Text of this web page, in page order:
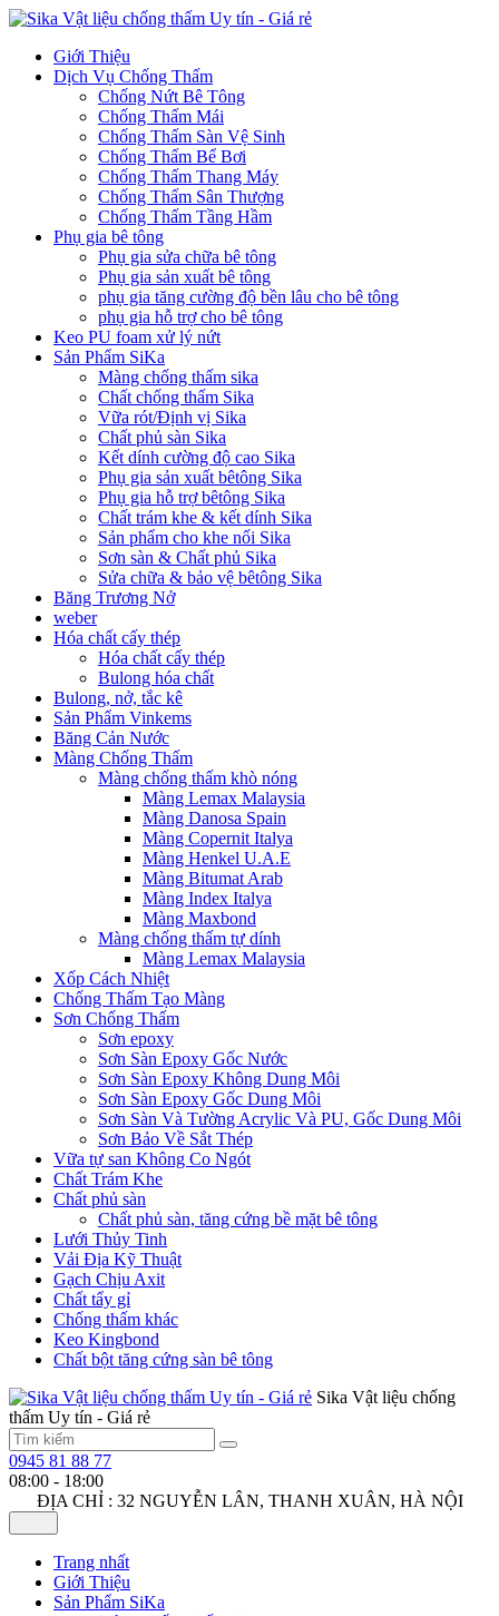
Giới Thiệu
Dịch Vụ Chống Thấm
Chống Nứt Bê Tông
Chống Thấm Mái
Chống Thấm Sàn Vệ Sinh
Chống Thấm Bể Bơi
Chống Thấm Thang Máy
Chống Thấm Sân Thượng
Chống Thấm Tầng Hầm
Phụ gia bê tông
Phụ gia sửa chữa bê tông
Phụ gia sản xuất bê tông
phụ gia tăng cường độ bền lâu cho bê tông
phụ gia hỗ trợ cho bê tông
Keo PU foam xử lý nứt
Sản Phẩm SiKa
Màng chống thấm sika
Chất chống thấm Sika
Vữa rót/Định vị Sika
Chất phủ sàn Sika
Kết dính cường độ cao Sika
Phụ gia sản xuất bêtông Sika
Phụ gia hỗ trợ bêtông Sika
Chất trám khe & kết dính Sika
Sản phẩm cho khe nối Sika
Sơn sàn & Chất phủ Sika
Sửa chữa & bảo vệ bêtông Sika
Băng Trương Nở
weber
Hóa chất cấy thép
Hóa chất cấy thép
Bulong hóa chất
Bulong, nở, tắc kê
Sản Phẩm Vinkems
Băng Cản Nước
Màng Chống Thấm
Màng chống thấm khò nóng
Màng Lemax Malaysia
Màng Danosa Spain
Màng Copernit Italya
Màng Henkel U.A.E
Màng Bitumat Arab
Màng Index Italya
Màng Maxbond
Màng chống thấm tự dính
Màng Lemax Malaysia
Xốp Cách Nhiệt
Chống Thấm Tạo Màng
Sơn Chống Thấm
Sơn epoxy
Sơn Sàn Epoxy Gốc Nước
Sơn Sàn Epoxy Không Dung Môi
Sơn Sàn Epoxy Gốc Dung Môi
Sơn Sàn Và Tường Acrylic Và PU, Gốc Dung Môi
Sơn Bảo Về Sắt Thép
Vữa tự san Không Co Ngót
Chất Trám Khe
Chất phủ sàn
Chất phủ sàn, tăng cứng bề mặt bê tông
Lưới Thủy Tinh
Vải Địa Kỹ Thuật
Gạch Chịu Axit
Chất tẩy gỉ
Chống thấm khác
Keo Kingbond
Chất bột tăng cứng sàn bê tông
Sika Vật liệu chống
thấm Uy tín - Giá rẻ
0945 81 88 77
08:00 - 18:00
ĐỊA CHỈ : 32 NGUYỄN LÂN, THANH XUÂN, HÀ NỘI
Trang nhất
Giới Thiệu
Sản Phẩm SiKa